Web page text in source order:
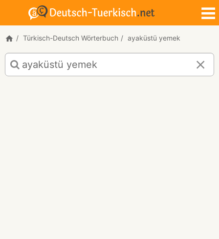
Türkisch-Deutsch Wörterbuch ayaküstü yemek
Türkisch-
Deutsch
Übersetzung